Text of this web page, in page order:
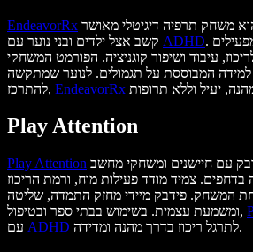
EndeavorRx
ADHD. הוא כולל אתגרים המפעילים
עיבוד ושיפור קוגניציה. הפורמט המשחקי
המבוססת על תגמולים. לנוער שמתקשה
להתרכז, EndeavorRx
Play Attention
Play Attention
בדחפים. צמיד מודד פעילות מוח, ורמת הריכוז
המשחק. פידבק מיידי מחזק התמדה, שליטה
ומשמעת עצמית. בשימוש בבתי ספר ובטיפול,
ADHD לתרגל ריכוז בדרך מהנה ומדידה.